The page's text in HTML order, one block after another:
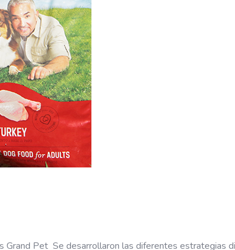
Pet Se desarrollaron las diferentes estrategias